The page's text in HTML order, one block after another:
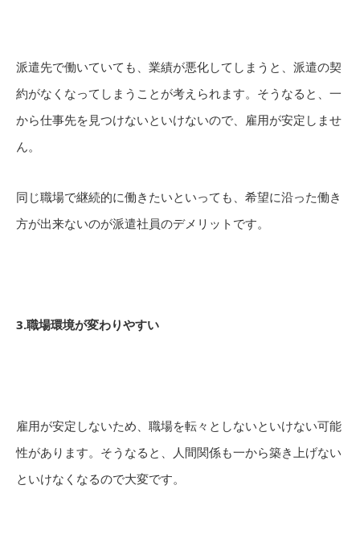
派遣先で働いていても、業績が悪化してしまうと、派遣の契
約がなくなってしまうことが考えられます。そうなると、一
から仕事先を見つけないといけないので、雇用が安定しませ
ん。
同じ職場で継続的に働きたいといっても、希望に沿った働き
方が出来ないのが派遣社員のデメリットです。
3.職場環境が変わりやすい
雇用が安定しないため、職場を転々としないといけない可能
性があります。そうなると、人間関係も一から築き上げない
といけなくなるので大変です。